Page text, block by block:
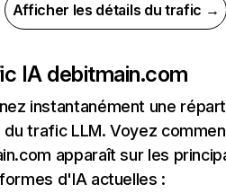
Afficher les détails du trafic →
IA debitmain.com
instantanément une
du trafic LLM. Voyez
apparaît sur les
d'IA actuelles :